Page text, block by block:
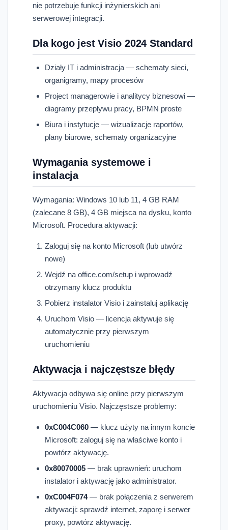
nie potrzebuje funkcji inżynierskich ani
serwerowej integracji.
Dla kogo jest Visio 2024 Standard
Działy IT i administracja — schematy sieci,
organigramy, mapy procesów
Project managerowie i analitycy biznesowi —
diagramy przepływu pracy, BPMN proste
Biura i instytucje — wizualizacje raportów,
plany biurowe, schematy organizacyjne
Wymagania systemowe i
instalacja
Wymagania: Windows 10 lub 11, 4 GB RAM
(zalecane 8 GB), 4 GB miejsca na dysku, konto
Microsoft. Procedura aktywacji:
Zaloguj się na konto Microsoft (lub utwórz
nowe)
Wejdź na office.com/setup i wprowadź
otrzymany klucz produktu
Pobierz instalator Visio i zainstaluj aplikację
Uruchom Visio — licencja aktywuje się
automatycznie przy pierwszym
uruchomieniu
Aktywacja i najczęstsze błędy
Aktywacja odbywa się online przy pierwszym
uruchomieniu Visio. Najczęstsze problemy:
0xC004C060 — klucz użyty na innym koncie
Microsoft: zaloguj się na właściwe konto i
powtórz aktywację.
0x80070005 — brak uprawnień: uruchom
instalator i aktywację jako administrator.
0xC004F074— brak połączenia z serwerem
aktywacji: sprawdź internet, zaporę i serwer
proxy, powtórz aktywację.